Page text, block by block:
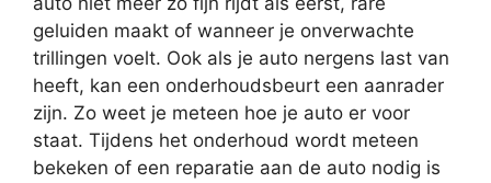
geluiden maakt of wanneer je onverwachte
trillingen voelt. Ook als je auto nergens last van
heeft, kan een onderhoudsbeurt een aanrader
zijn. Zo weet je meteen hoe je auto er voor
staat. Tijdens het onderhoud wordt meteen
bekeken of een reparatie aan de auto nodig is